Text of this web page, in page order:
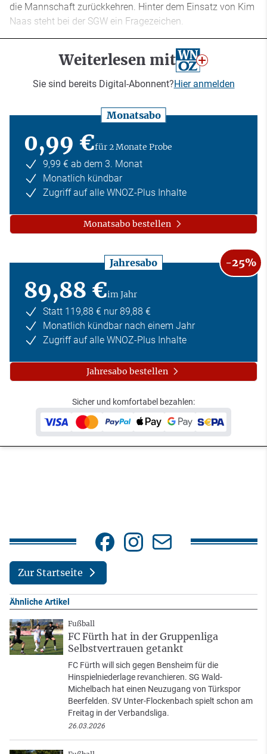
die Mannschaft zurückkehren. Hinter dem Einsatz von Kim
Naas steht bei der SGW ein Fragezeichen.
Weiterlesen mit
Sie sind bereits Digital-Abonnent?Hier anmelden
Monatsabo
0,99 €für 2 Monate Probe
9,99 € ab dem 3. Monat
Monatlich kündbar
Zugriff auf alle WNOZ-Plus Inhalte
Monatsabo bestellen
Jahresabo -25%
89,88 €im Jahr
Statt 119,88 € nur 89,88 €
Monatlich kündbar nach einem Jahr
Zugriff auf alle WNOZ-Plus Inhalte
Jahresabo bestellen
Sicher und komfortabel bezahlen:
Zur Startseite
Ähnliche Artikel
Fußball
FC Fürth hat in der Gruppenliga
Selbstvertrauen getankt
FC Fürth will sich gegen Bensheim für die
Hinspielniederlage revanchieren. SG Wald-
Michelbach hat einen Neuzugang von Türkspor
Beerfelden. SV Unter-Flockenbach spielt schon am
Freitag in der Verbandsliga.
26.03.2026